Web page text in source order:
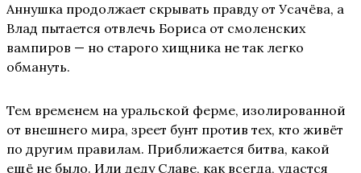
Аннушка продолжает скрывать правду от Усачёва, а
Влад пытается отвлечь Бориса от смоленских
вампиров — но старого хищника не так легко
обмануть.
Тем временем на уральской ферме, изолированной
от внешнего мира, зреет бунт против тех, кто живёт
по другим правилам. Приближается битва, какой
ещё не было. Или деду Славе, как всегда, удастся